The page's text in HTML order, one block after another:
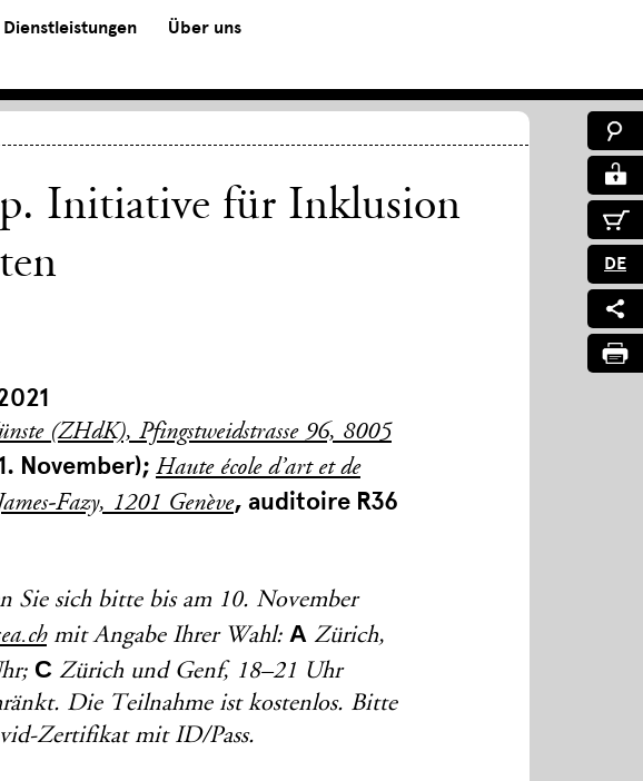
Dienstleistungen Über uns
DE
Initiative für Inklusion
(ZHdK), Pfingstweidstrasse 96, 8005
November); Haute école d’art et de
Fazy, 1201 Genève, auditoire R36
Sie sich bitte bis am 10. November
mit Angabe Ihrer Wahl: AZürich,
C Zürich und Genf, 18–21 Uhr
Die Teilnahme ist kostenlos. Bitte
Zertifikat mit ID/Pass.